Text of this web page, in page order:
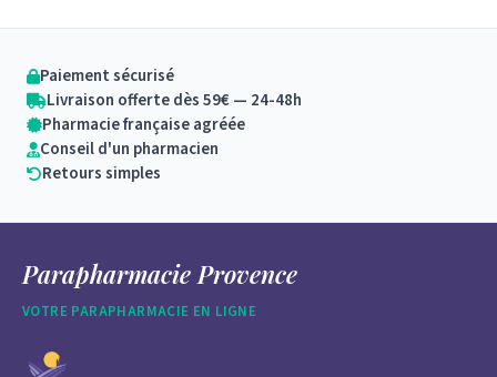
Paiement sécurisé
Livraison offerte dès 59€ — 24-48h
Pharmacie française agréée
Conseil d'un pharmacien
Retours simples
Parapharmacie Provence
VOTRE PARAPHARMACIE EN LIGNE